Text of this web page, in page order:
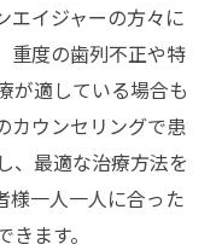
エイジャーの方々に
重度の歯列不正や特
が適している場合も
カウンセリングで患
、最適な治療方法を
様一人一人に合った
ます。